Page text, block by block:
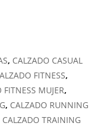
, CALZADO CASUAL
FITNESS,
FITNESS MUJER,
, CALZADO RUNNING
CALZADO TRAINING